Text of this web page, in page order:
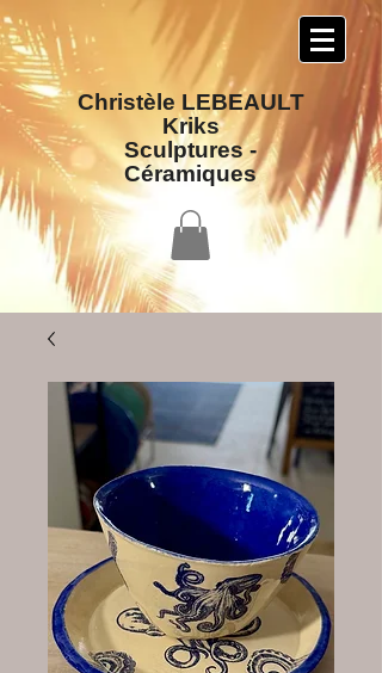
Christèle LEBEAULT
Kriks
Sculptures​ -
Céramiques